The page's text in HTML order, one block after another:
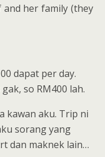
her family (they
dapat per day.
so RM400 lah.
kawan aku. Trip ni
sorang yang
dan maknek lain…